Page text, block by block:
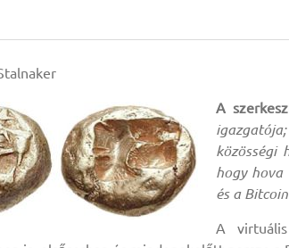
A
közösségi
hogy hova
és a
A